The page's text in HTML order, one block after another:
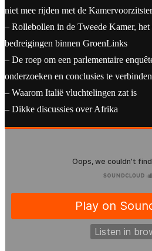
niet mee rijden met de Kamervoorzitster
– Rollebollen in de Tweede Kamer,
bedreigingen binnen GroenLinks
– De roep om een parlementaire
onderzoeken en conclusies te
– Waarom Italië vluchtelingen zat is
– Dikke discussies over Afrika